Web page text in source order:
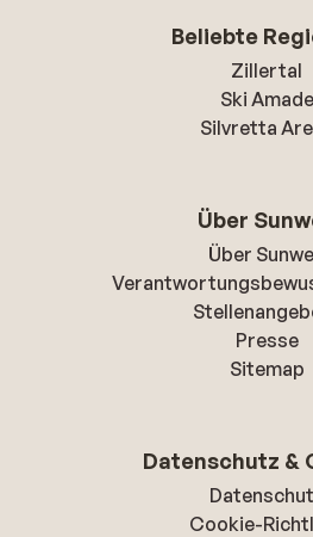
Beliebte
Zillertal
Ski Amade
Silvretta
Über
Über
Presse
Sitemap
Datenschutz &
Cookie-